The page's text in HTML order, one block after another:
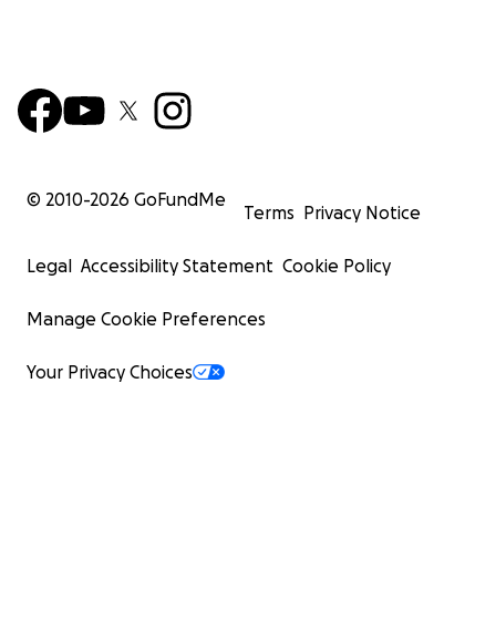
© 2010-2026 GoFundMe
Terms Privacy Notice
Legal Accessibility Statement Cookie Policy
Manage Cookie Preferences
Your Privacy Choices